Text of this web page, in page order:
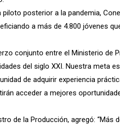
piloto posterior a la pandemia,
a más de 4.800 jóvenes
conjunto entre el Ministerio de
del siglo XXI. Nuestra meta
de adquirir experiencia
acceder a mejores
de la Producción, agregó: